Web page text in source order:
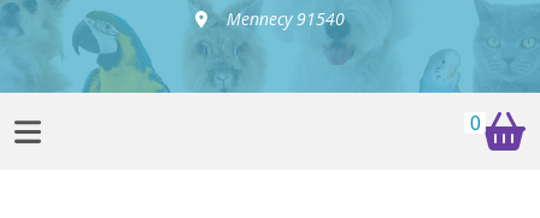
Mennecy 91540
0